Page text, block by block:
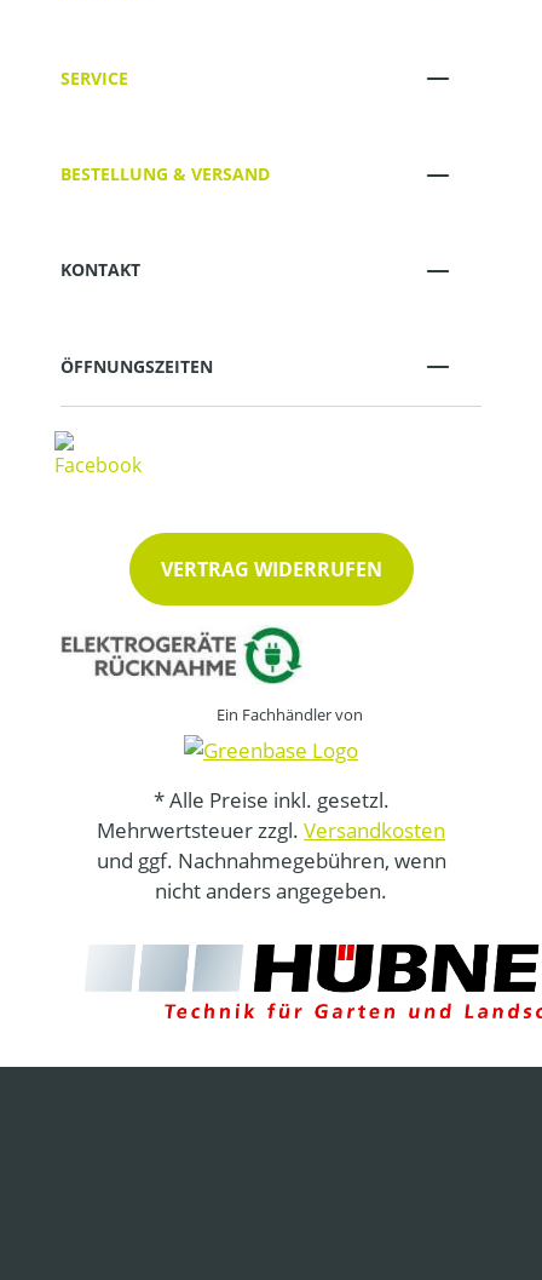
SERVICE
BESTELLUNG & VERSAND
KONTAKT
ÖFFNUNGSZEITEN
VERTRAG WIDERRUFEN
Ein Fachhändler von
* Alle Preise inkl. gesetzl.
Mehrwertsteuer zzgl. Versandkosten
und ggf. Nachnahmegebühren, wenn
nicht anders angegeben.